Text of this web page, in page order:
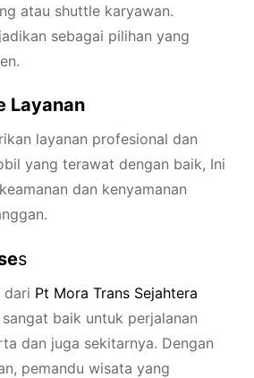
atau shuttle karyawan.
sebagai pilihan yang
Layanan
layanan profesional dan
yang terawat dengan baik, Ini
dan kenyamanan
s
dari Pt Mora Trans Sejahtera
baik untuk perjalanan
dan juga sekitarnya. Dengan
pemandu wisata yang